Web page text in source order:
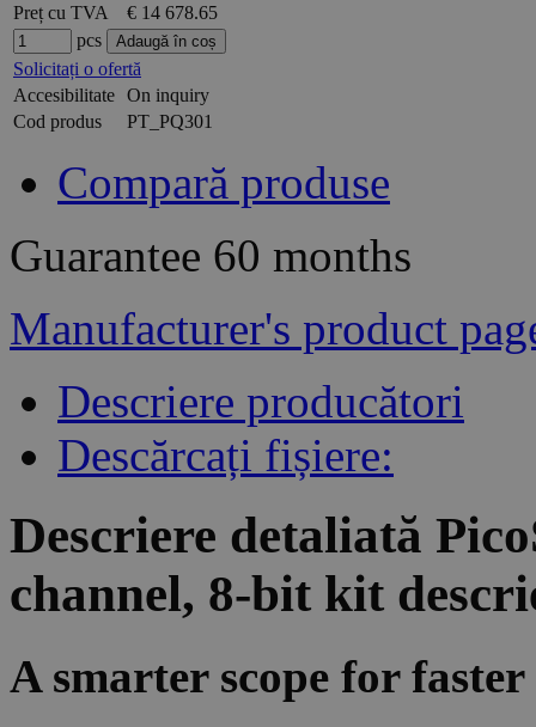
Preț cu TVA
€ 14 678.65
pcs
Solicitați o ofertă
Accesibilitate On inquiry
Cod produs
PT_PQ301
Compară produse
Guarantee 60 months
Manufacturer's product
Descriere producători
Descărcați fișiere:
Descriere detaliată
channel, 8-bit kit
A smarter scope for faster